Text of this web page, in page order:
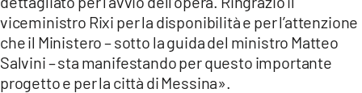
viceministro Rixi per la disponibilità e per l’attenzione
che il Ministero – sotto la guida del ministro Matteo
Salvini – sta manifestando per questo importante
progetto e per la città di Messina».